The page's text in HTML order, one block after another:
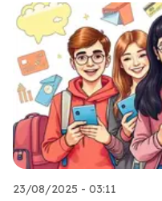
23/08/2025 - 03:11